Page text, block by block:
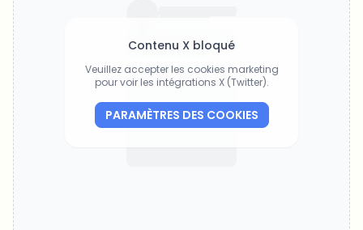
Contenu X bloqué
Veuillez accepter les cookies marketing
pour voir les intégrations X (Twitter).
PARAMÈTRES DES COOKIES